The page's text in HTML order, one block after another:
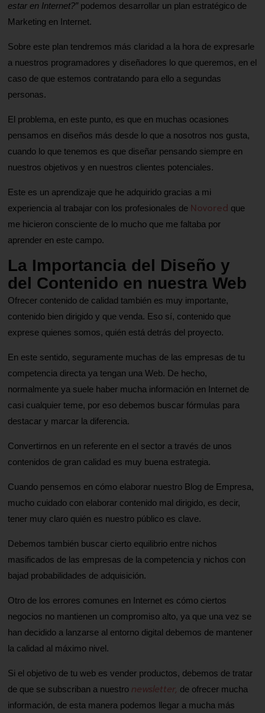
estar en Internet?” podemos desarrollar un plan estratégico de
Marketing en Internet.
Sobre este plan tendremos más claridad a la hora de expresarle
a nuestros programadores y diseñadores lo que queremos, en el
caso de que estemos contratando para ello a segundas
personas.
El problema, en este punto, es que en muchas ocasiones
pensamos en diseños más desde lo que a nosotros nos gusta,
cuando lo que tenemos es que diseñar pensando siempre en
nuestros objetivos y en nuestros clientes potenciales.
Este es un aprendizaje que he adquirido gracias a mi
experiencia al trabajar con los profesionales de Novored que
me hicieron consciente de lo mucho que me faltaba por
aprender en este campo.
La Importancia del Diseño y
del Contenido en nuestra Web
Ofrecer contenido de calidad también es muy importante,
contenido bien dirigido y que venda. Eso sí, contenido que
exprese quienes somos, quién está detrás del proyecto.
En este sentido, seguramente muchas de las empresas de tu
competencia directa ya tengan una Web. De hecho,
normalmente ya suele haber mucha información en Internet de
casi cualquier teme, por eso debemos buscar fórmulas para
destacar y marcar la diferencia.
Convertirnos en un referente en el sector a través de unos
contenidos de gran calidad es muy buena estrategia.
Cuando pensemos en cómo elaborar nuestro Blog de Empresa,
mucho cuidado con elaborar contenido mal dirigido, es decir,
tener muy claro quién es nuestro público es clave.
Debemos también buscar cierto equilibrio entre nichos
masificados de las empresas de la competencia y nichos con
bajad probabilidades de adquisición.
Otro de los errores comunes en Internet es cómo ciertos
negocios no mantienen un compromiso alto, ya que una vez se
han decidido a lanzarse al entorno digital debemos de mantener
la calidad al máximo nivel.
Si el objetivo de tu web es vender productos, debemos de tratar
de que se subscriban a nuestro newsletter, de ofrecer mucha
información, de esta manera podemos llegar a mucha más